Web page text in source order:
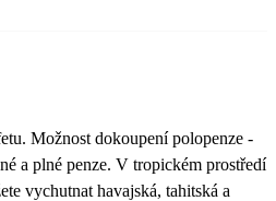
Možnost dokoupení polopenze -
a plné penze. V tropickém prostředí
vychutnat havajská, tahitská a